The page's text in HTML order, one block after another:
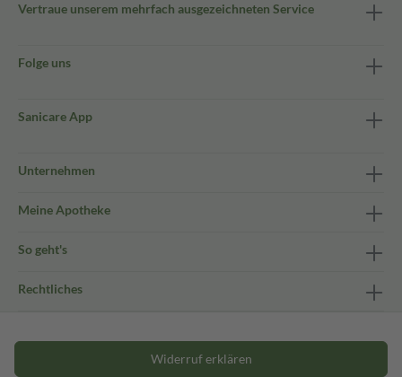
Vertraue unserem mehrfach ausgezeichneten Service
Folge uns
Sanicare App
Unternehmen
Meine Apotheke
So geht's
Rechtliches
Widerruf erklären